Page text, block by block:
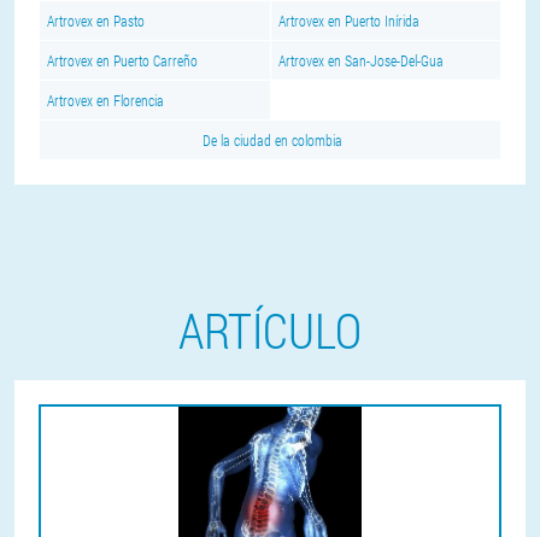
Artrovex en Pasto Artrovex en Puerto Inírida
Artrovex en Puerto Carreño Artrovex en San-Jose-Del-Gua
Artrovex en Florencia
De la ciudad en colombia
ARTÍCULO